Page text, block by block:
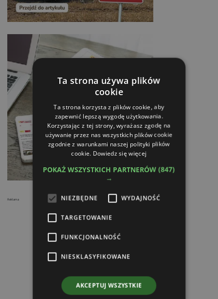
Reklama
Ta strona używa plików
cookie
Ta strona korzysta z plików cookie, aby
zapewnić lepszą wygodę użytkowania.
Korzystając z tej strony, wyrażasz zgodę na
używanie przez nas wszystkich plików cookie
zgodnie z warunkami naszej polityki plików
cookie. Dowiedz się więcej
POKAŻ WSZYSTKICH PARTNERÓW(847)
→
NIEZBĘDNE WYDAJNOŚĆ
TARGETOWANIE
FUNKCJONALNOŚĆ
NIESKLASYFIKOWANE
AKCEPTUJ WSZYSTKIE